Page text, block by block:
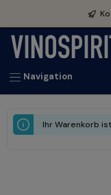
Navigation
Ihr Warenkorb